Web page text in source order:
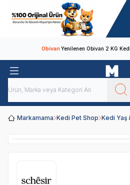
ObivanYenilenen Obivan 2 KG
Markamama Kedi Pet Shop Kedi Yaş